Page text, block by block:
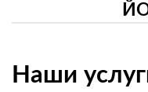
Наши